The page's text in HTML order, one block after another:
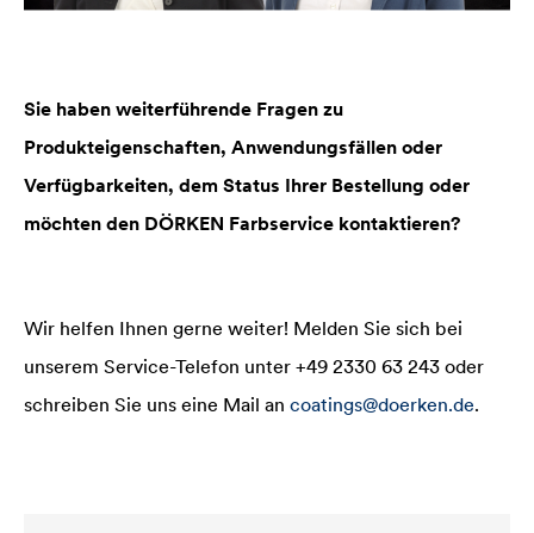
Sie haben weiterführende Fragen zu
Produkteigenschaften, Anwendungsfällen oder
Verfügbarkeiten, dem Status Ihrer Bestellung oder
möchten den DÖRKEN Farbservice kontaktieren?
Wir helfen Ihnen gerne weiter! Melden Sie sich bei
unserem Service-Telefon unter +49 2330 63 243 oder
schreiben Sie uns eine Mail an coatings@doerken.de.